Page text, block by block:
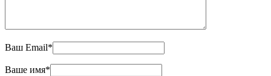
Ваш Email*
Ваше имя*